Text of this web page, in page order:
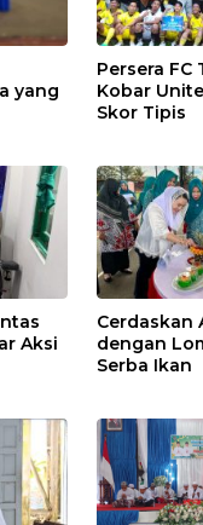
yang
Persera FC
Kobar
Skor Tipis
Aksi
Cerdaskan
dengan
Serba Ikan